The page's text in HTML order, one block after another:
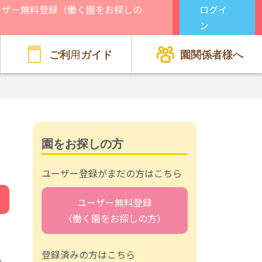
ー無料登録（働く園をお探しの
ログイ
ン
ご利用ガイド 園関係者様へ
園をお探しの方
ユーザー登録がまだの方はこちら
ユーザー無料登録
（働く園をお探しの方）
登録済みの方はこちら